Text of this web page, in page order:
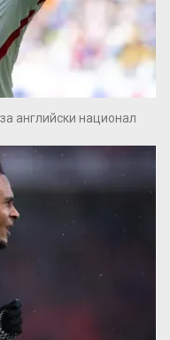
английски национал